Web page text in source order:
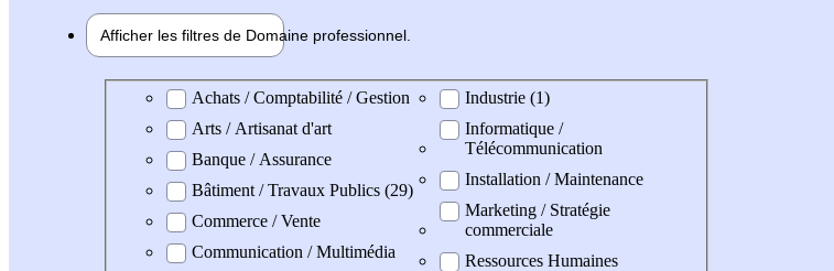
Afficher les filtres de Domaine professionnel
Domaine professionel
Achats / Comptabilité / Gestion
Arts / Artisanat d'art
Banque / Assurance
Bâtiment / Travaux Publics (29)
Commerce / Vente
Communication / Multimédia
Industrie (1)
Informatique /
Télécommunication
Installation / Maintenance
Marketing / Stratégie
commerciale
Ressources Humaines